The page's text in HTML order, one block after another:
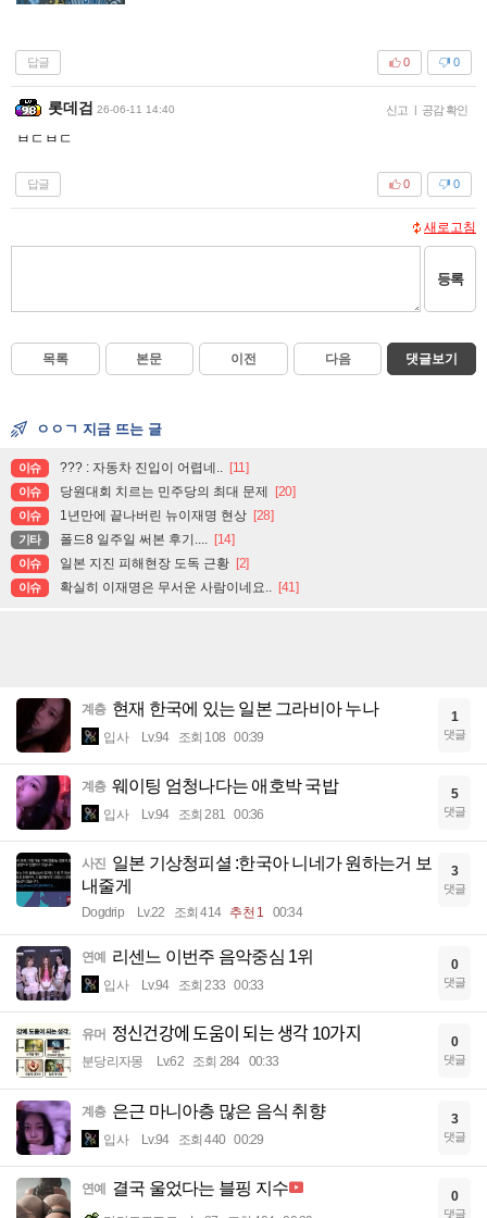
답글 0
0
롯데검 26-06-11 14:40 신고 | 공감 확인
ㅂㄷㅂㄷ
답글 0
0
새로고침
등록
목록 본문 이전 다음 댓글보기
ㅇㅇㄱ 지금 뜨는 글
이슈 ??? : 자동차 진입이 어렵네.. [11]
이슈 당원대회 치르는 민주당의 최대 문제 [20]
이슈 1년만에 끝나버린 뉴이재명 현상 [28]
기타 폴드8 일주일 써본 후기.... [14]
이슈 일본 지진 피해현장 도독 근황 [2]
이슈 확실히 이재명은 무서운 사람이네요.. [41]
계층 현재 한국에 있는 일본 그라비아 누나
입사 Lv.94 조회 108 00:39
1
댓글
계층 웨이팅 엄청나다는 애호박 국밥
입사 Lv.94 조회 281 00:36
5
댓글
사진 일본 기상청피셜 :한국아 니네가 원하는거 보
내줄게
Dogdrip Lv.22 조회 414 추천 1 00:34
3
댓글
연예 리센느 이번주 음악중심 1위
입사 Lv.94 조회 233 00:33
0
댓글
유머 정신건강에 도움이 되는 생각 10가지
분당리자몽 Lv.62 조회 284 00:33
0
댓글
계층 은근 마니아층 많은 음식 취향
입사 Lv.94 조회 440 00:29
3
댓글
연예 결국 울었다는 블핑 지수 0
댓글